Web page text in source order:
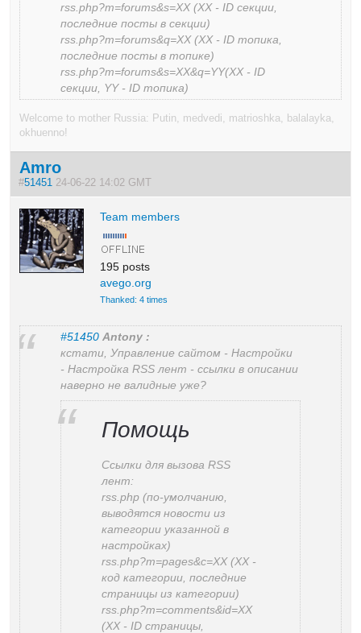
rss.php?m=forums&s=XX (XX - ID секции,
последние посты в секции)
rss.php?m=forums&q=XX (XX - ID топика,
последние посты в топике)
rss.php?m=forums&s=XX&q=YY(XX - ID
секции, YY - ID топика)
Welcome to mother Russia: Putin, medvedi, matrioshka, balalayka,
okhuenno!
Amro
#51451 24-06-22 14:02 GMT
Team members
195 posts
avego.org
Thanked: 4 times
#51450 Antony :
кстати, Управление сайтом - Настройки
- Настройка RSS лент - ссылки в описании
наверно не валидные уже?
Помощь
Ссылки для вызова RSS
лент:
rss.php (по-умолчанию,
выводятся новости из
категории указанной в
настройках)
rss.php?m=pages&c=XX (XX -
код категории, последние
страницы из категории)
rss.php?m=comments&id=XX
(XX - ID страницы,